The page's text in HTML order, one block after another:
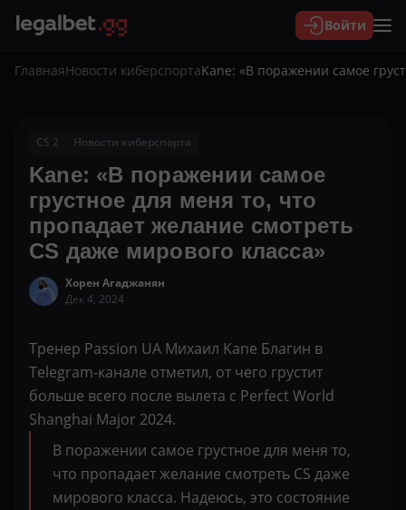
Войти
ГлавнаяНовости киберспортаKane: «В поражении самое
CS 2 Новости киберспорта
Kane: «В поражении самое
грустное для меня то, что
пропадает желание смотреть
CS даже мирового класса»
Хорен Агаджанян
Дек 4, 2024
Тренер Passion UA Михаил Kane Благин в
Telegram-канале отметил, от чего грустит
больше всего после вылета с Perfect World
Shanghai Major 2024.
В поражении самое грустное для меня то,
что пропадает желание смотреть CS даже
мирового класса. Надеюсь, это состояние